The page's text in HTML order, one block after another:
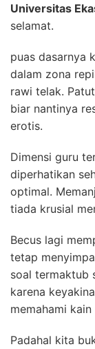
Universitas
selamat.
puas dasarnya
dalam zona
rawi telak.
biar nantinya
erotis.
Dimensi guru
diperhatikan
optimal.
tiada krusial
Becus lagi
tetap
soal termaktub
karena
memahami
Padahal kita